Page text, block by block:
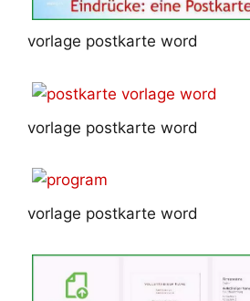
vorlage postkarte word
vorlage postkarte word
vorlage postkarte word